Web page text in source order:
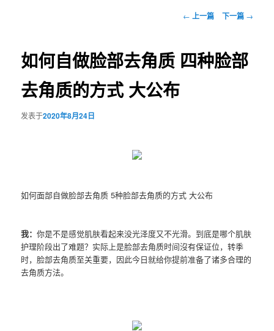
文
航
← 上一篇 下一篇 →
如何自做脸部去角质 四种脸部
去角质的方式 大公布
发表于2020年8月24日
如何面部自做脸部去角质 5种脸部去角质的方式 大公布
我：你是不是感觉肌肤看起来没光泽度又不光滑。到底是哪个肌肤
护理阶段出了难题？实际上是脸部去角质时间沒有保证位，转季
时，脸部去角质至关重要，因此今日就给你提前准备了诸多合理的
去角质方法。